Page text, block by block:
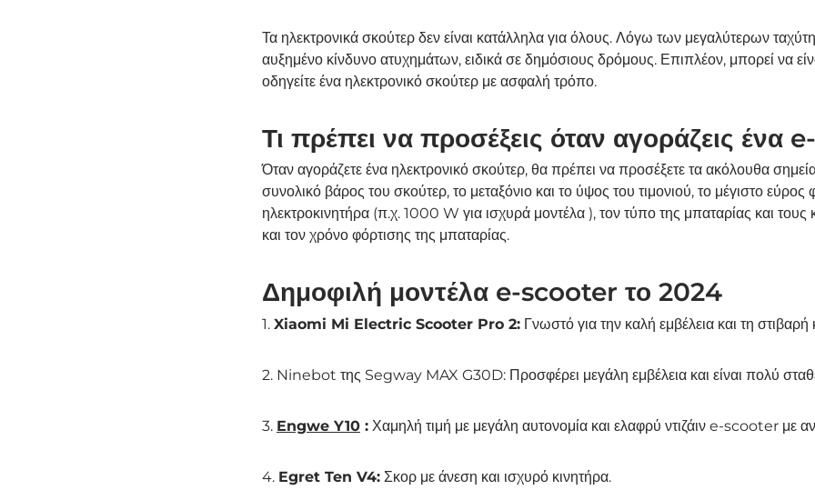
Τα ηλεκτρονικά σκούτερ δεν είναι κατάλληλα για όλους. Λόγω των μεγαλύτερων
αυξημένο κίνδυνο ατυχημάτων, ειδικά σε δημόσιους δρόμους. Επιπλέον, μπορεί να
οδηγείτε ένα ηλεκτρονικό σκούτερ με ασφαλή τρόπο.
Τι πρέπει να προσέξεις όταν αγοράζεις ένα
Όταν αγοράζετε ένα ηλεκτρονικό σκούτερ, θα πρέπει να προσέξετε τα ακόλουθα
συνολικό βάρος του σκούτερ, το μεταξόνιο και το ύψος του τιμονιού, το μέγιστο εύρος
ηλεκτροκινητήρα (π.χ. 1000 W για ισχυρά μοντέλα ), τον τύπο της μπαταρίας και τους
και τον χρόνο φόρτισης της μπαταρίας.
Δημοφιλή μοντέλα e-scooter το 2024
1. Xiaomi Mi Electric Scooter Pro 2: Γνωστό για την καλή εμβέλεια και τη
2. Ninebot της Segway MAX G30D: Προσφέρει μεγάλη εμβέλεια και είναι πολύ
3. Engwe Y10 : Χαμηλή τιμή με μεγάλη αυτονομία και ελαφρύ ντιζάιν e-scooter με
4. Egret Ten V4: Σκορ με άνεση και ισχυρό κινητήρα.